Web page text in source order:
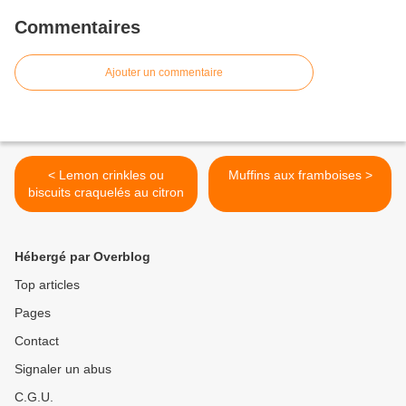
Commentaires
Ajouter un commentaire
< Lemon crinkles ou
biscuits craquelés au citron
Muffins aux framboises >
Hébergé par Overblog
Top articles
Pages
Contact
Signaler un abus
C.G.U.